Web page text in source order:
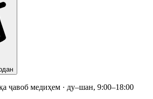
ҷавоб медиҳем · ду–шан, 9:00–18:00